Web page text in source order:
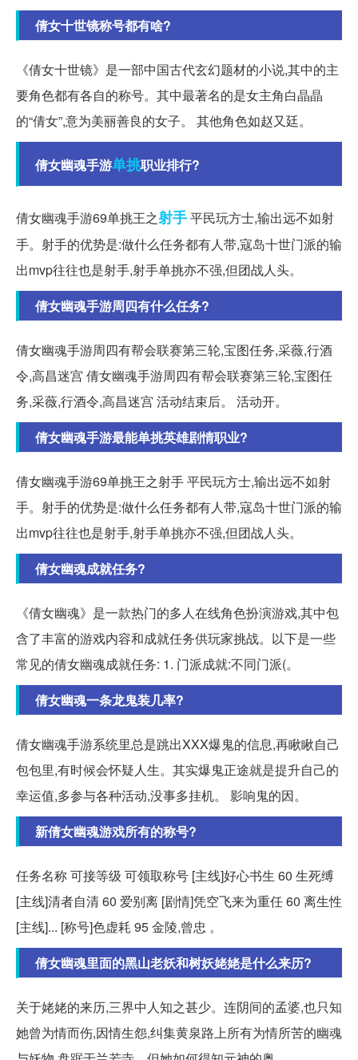
倩女十世镜称号都有啥?
《倩女十世镜》是一部中国古代玄幻题材的小说,其中的主
要角色都有各自的称号。其中最著名的是女主角白晶晶
的“倩女”,意为美丽善良的女子。 其他角色如赵又廷。
倩女幽魂手游单挑职业排行?
倩女幽魂手游69单挑王之射手平民玩方士,输出远不如射
手。射手的优势是:做什么任务都有人带,寇岛十世门派的输
出mvp往往也是射手,射手单挑亦不强,但团战人头。
倩女幽魂手游周四有什么任务?
倩女幽魂手游周四有帮会联赛第三轮,宝图任务,采薇,行酒
令,高昌迷宫 倩女幽魂手游周四有帮会联赛第三轮,宝图任
务,采薇,行酒令,高昌迷宫 活动结束后。 活动开。
倩女幽魂手游最能单挑英雄剧情职业?
倩女幽魂手游69单挑王之射手 平民玩方士,输出远不如射
手。射手的优势是:做什么任务都有人带,寇岛十世门派的输
出mvp往往也是射手,射手单挑亦不强,但团战人头。
倩女幽魂成就任务?
《倩女幽魂》是一款热门的多人在线角色扮演游戏,其中包
含了丰富的游戏内容和成就任务供玩家挑战。以下是一些
常见的倩女幽魂成就任务: 1. 门派成就:不同门派(。
倩女幽魂一条龙鬼装几率?
倩女幽魂手游系统里总是跳出XXX爆鬼的信息,再瞅瞅自己
包包里,有时候会怀疑人生。其实爆鬼正途就是提升自己的
幸运值,多参与各种活动,没事多挂机。 影响鬼的因。
新倩女幽魂游戏所有的称号?
任务名称 可接等级 可领取称号 [主线]好心书生 60 生死缚
[主线]清者自清 60 爱别离 [剧情]凭空飞来为重任 60 离生性
[主线]... [称号]色虚耗 95 金陵,曾忠 。
倩女幽魂里面的黑山老妖和树妖姥姥是什么来历?
关于姥姥的来历,三界中人知之甚少。连阴间的孟婆,也只知
她曾为情而伤,因情生怨,纠集黄泉路上所有为情所苦的幽魂